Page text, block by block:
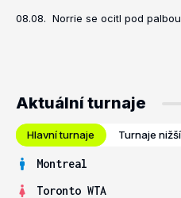
08.08. Norrie se ocitl pod
Aktuální turnaje
Hlavní turnaje Turnaje
Montreal
Toronto WTA